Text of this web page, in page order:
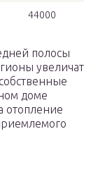
44000
полосы
увеличат
доме
отопление